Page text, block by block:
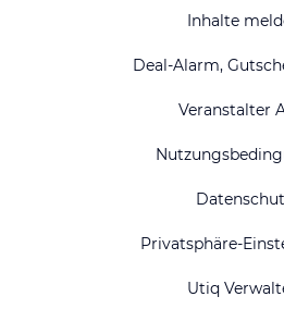
Inhalte
Deal-Alarm,
Veranstalter
Privatsphäre-
Utiq